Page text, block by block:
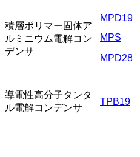
積層ポリマー固体ア
ルミニウム電解コン
デンサ
MPD19
MPS
MPD28
導電性高分子タンタ
ル電解コンデンサ
TPB19